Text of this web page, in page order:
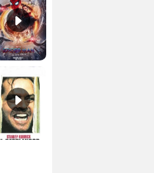
El resplandor Tráiler